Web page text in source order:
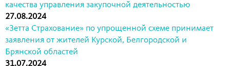
качества управления закупочной деятельностью
27.08.2024
«Зетта Страхование» по упрощенной схеме принимает
заявления от жителей Курской, Белгородской и
Брянской областей
31.07.2024